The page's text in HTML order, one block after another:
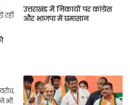
उत्तराखंड में निकायों पर कांग्रेस
और भाजपा में घमासान